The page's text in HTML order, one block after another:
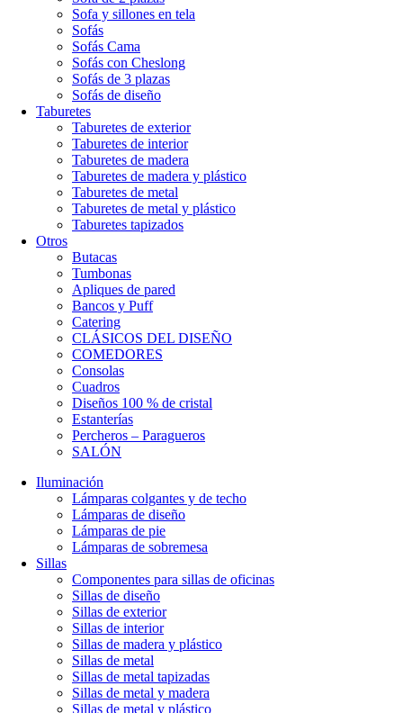
Sofa y sillones en tela
Sofás
Sofás Cama
Sofás con Cheslong
Sofás de 3 plazas
Sofás de diseño
Taburetes
Taburetes de exterior
Taburetes de interior
Taburetes de madera
Taburetes de madera y plástico
Taburetes de metal
Taburetes de metal y plástico
Taburetes tapizados
Otros
Butacas
Tumbonas
Apliques de pared
Bancos y Puff
Catering
CLÁSICOS DEL DISEÑO
COMEDORES
Consolas
Cuadros
Diseños 100 % de cristal
Estanterías
Percheros – Paragueros
SALÓN
Iluminación
Lámparas colgantes y de techo
Lámparas de diseño
Lámparas de pie
Lámparas de sobremesa
Sillas
Componentes para sillas de oficinas
Sillas de diseño
Sillas de exterior
Sillas de interior
Sillas de madera y plástico
Sillas de metal
Sillas de metal tapizadas
Sillas de metal y madera
Sillas de metal y plástico